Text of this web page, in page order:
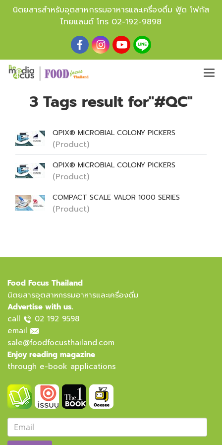
นิตยสารสำหรับอุตสาหกรรมอาหารและเครื่องดื่ม ฟู้ด โฟกัส
ไทยแลนด์ โทร 02-192-9898
3 Tags result for"#QC"
QPIX® MICROBIAL COLONY PICKERS
(Product)
QPIX® MICROBIAL COLONY PICKERS
(Product)
COMPACT SCALE VALOR 1000 SERIES
(Product)
Food Focus Thailand
นิตยสารอุตสาหกรรมอาหารและเครื่องดื่ม
Advertise with us.
call
02 192 9598
email
sale@foodfocusthailand.com
Enjoy reading magazine
through e-book applications